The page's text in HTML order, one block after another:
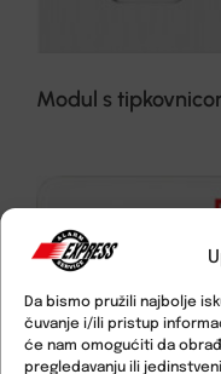
Da bismo pružili najbolje
čuvanje i/ili pristup
će nam omogućiti da
pregledavanju ili
Modul s